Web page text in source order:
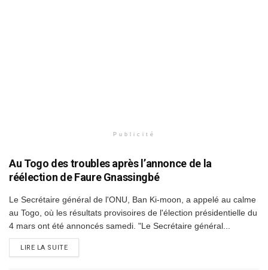
Publicité
Au Togo des troubles après l’annonce de la
réélection de Faure Gnassingbé
Le Secrétaire général de l'ONU, Ban Ki-moon, a appelé au calme
au Togo, où les résultats provisoires de l'élection présidentielle du
4 mars ont été annoncés samedi. "Le Secrétaire général...
LIRE LA SUITEDETAILS